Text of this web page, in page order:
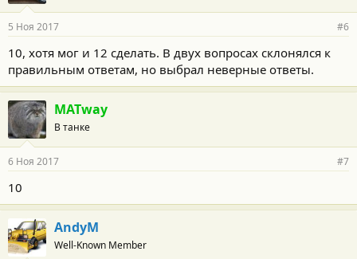
5 Ноя 2017 #6
10, хотя мог и 12 сделать. В двух вопросах склонялся к
правильным ответам, но выбрал неверные ответы.
MATway
В танке
6 Ноя 2017 #7
10
AndyM
Well-Known Member